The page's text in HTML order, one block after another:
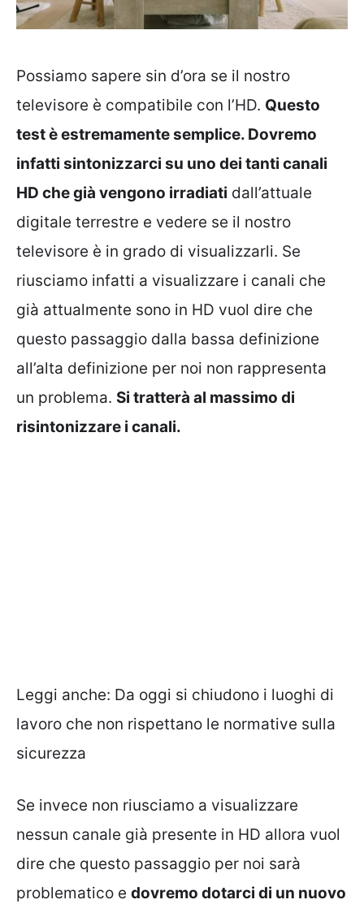
Possiamo sapere sin d’ora se il nostro
televisore è compatibile con l’HD. Questo
test è estremamente semplice. Dovremo
infatti sintonizzarci su uno dei tanti canali
HD che già vengono irradiati dall’attuale
digitale terrestre e vedere se il nostro
televisore è in grado di visualizzarli. Se
riusciamo infatti a visualizzare i canali che
già attualmente sono in HD vuol dire che
questo passaggio dalla bassa definizione
all’alta definizione per noi non rappresenta
un problema. Si tratterà al massimo di
risintonizzare i canali.
Leggi anche: Da oggi si chiudono i luoghi di
lavoro che non rispettano le normative sulla
sicurezza
Se invece non riusciamo a visualizzare
nessun canale già presente in HD allora vuol
dire che questo passaggio per noi sarà
problematico e dovremo dotarci di un nuovo